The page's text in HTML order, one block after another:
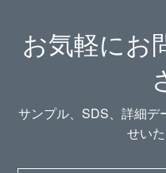
お気軽にお
サンプル、SDS、詳細デ
せいた